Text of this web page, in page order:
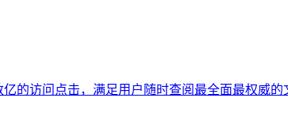
的访问点击，满足用户随时查阅最全面最权威的